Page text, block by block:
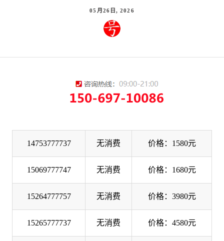
05月26日, 2026
14753777737 无消费 价格：1580元
15069777747 无消费 价格：1680元
15264777757 无消费 价格：3980元
15265777737 无消费 价格：4580元